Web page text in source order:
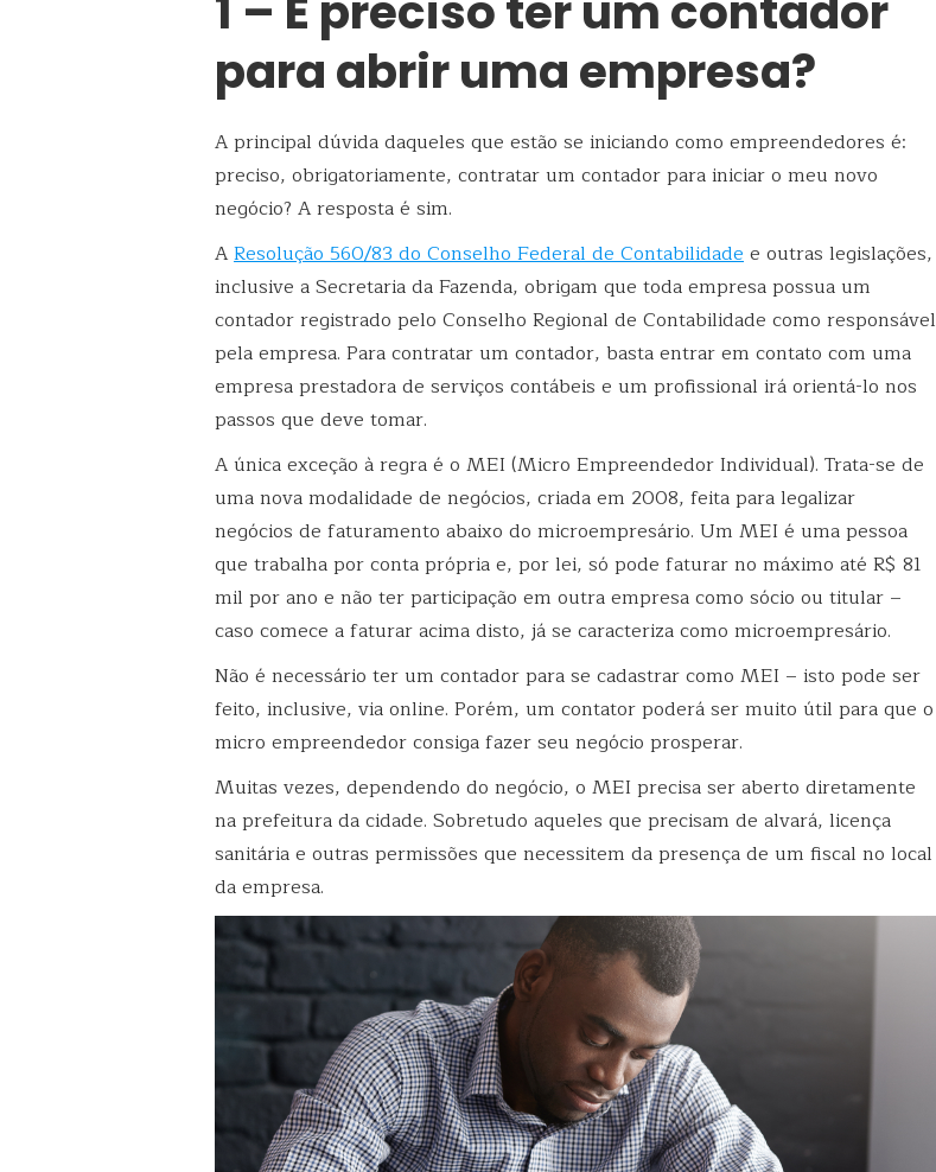
para abrir uma empresa?
A principal dúvida daqueles que estão se iniciando como empreendedores é:
preciso, obrigatoriamente, contratar um contador para iniciar o meu novo
negócio? A resposta é sim.
AResolução 560/83 do Conselho Federal de Contabilidadee outras legislações,
inclusive a Secretaria da Fazenda, obrigam que toda empresa possua um
contador registrado pelo Conselho Regional de Contabilidade como responsável
pela empresa. Para contratar um contador, basta entrar em contato com uma
empresa prestadora de serviços contábeis e um profissional irá orientá-lo nos
passos que deve tomar.
A única exceção à regra é o MEI (Micro Empreendedor Individual). Trata-se de
uma nova modalidade de negócios, criada em 2008, feita para legalizar
negócios de faturamento abaixo do microempresário. Um MEI é uma pessoa
que trabalha por conta própria e, por lei, só pode faturar no máximo até R$ 81
mil por ano e não ter participação em outra empresa como sócio ou titular –
caso comece a faturar acima disto, já se caracteriza como microempresário.
Não é necessário ter um contador para se cadastrar como MEI – isto pode ser
feito, inclusive, via online. Porém, um contator poderá ser muito útil para que o
micro empreendedor consiga fazer seu negócio prosperar.
Muitas vezes, dependendo do negócio, o MEI precisa ser aberto diretamente
na prefeitura da cidade. Sobretudo aqueles que precisam de alvará, licença
sanitária e outras permissões que necessitem da presença de um fiscal no local
da empresa.